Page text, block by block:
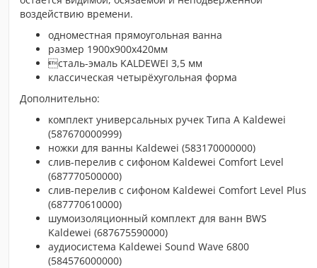
воздействию времени.
одноместная прямоугольная ванна
размер 1900x900x420мм
сталь-эмаль KALDEWEI 3,5 мм
классическая четырёхугольная форма
Дополнительно:
комплект универсальных ручек Tипа А Kaldewei
(587670000999)
ножки для ванны Kaldewei (583170000000)
слив-перелив с сифоном Kaldewei Comfort Level
(687770500000)
слив-перелив с сифоном Kaldewei Comfort Level Plus
(687770610000)
шумоизоляционный комплект для ванн BWS
Kaldewei (687675590000)
аудиосистема Kaldewei Sound Wave 6800
(584576000000)